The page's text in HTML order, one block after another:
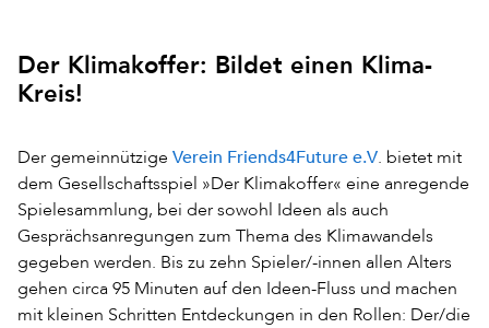
Der Klimakoffer: Bildet einen Klima-
Kreis!
Der gemeinnützige Verein Friends4Future e.V . bietet mit
dem Gesellschaftsspiel »Der Klimakoffer« eine anregende
Spielesammlung, bei der sowohl Ideen als auch
Gesprächsanregungen zum Thema des Klimawandels
gegeben werden. Bis zu zehn Spieler/-innen allen Alters
gehen circa 95 Minuten auf den Ideen-Fluss und machen
mit kleinen Schritten Entdeckungen in den Rollen: Der/die